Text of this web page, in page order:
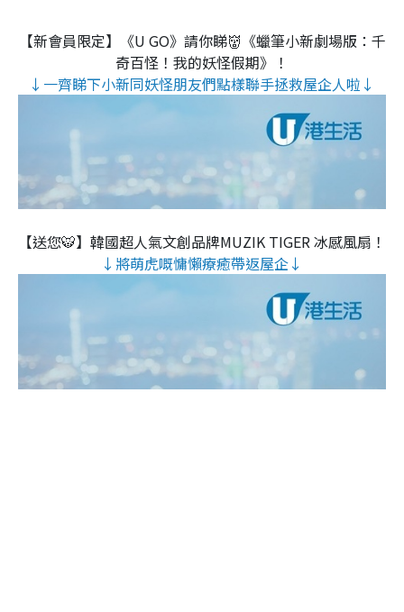
【新會員限定】《U GO》請你睇👹《蠟筆小新劇場版：千
奇百怪！我的妖怪假期》！
↓一齊睇下小新同妖怪朋友們點樣聯手拯救屋企人啦↓
【送您🐯】韓國超人氣文創品牌MUZIK TIGER 冰感風扇！
↓將萌虎嘅慵懶療癒帶返屋企↓